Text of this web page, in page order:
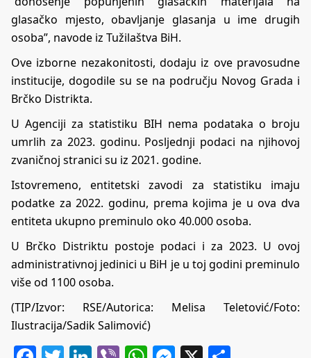
glasačko mjesto, obavljanje glasanja u ime drugih
osoba”, navode iz Tužilaštva BiH.
Ove izborne nezakonitosti, dodaju iz ove pravosudne
institucije, dogodile su se na području Novog Grada i
Brčko Distrikta.
U Agenciji za statistiku BIH nema podataka o broju
umrlih za 2023. godinu. Posljednji podaci na njihovoj
zvaničnoj stranici su iz 2021. godine.
Istovremeno, entitetski zavodi za statistiku imaju
podatke za 2022. godinu, prema kojima je u ova dva
entiteta ukupno preminulo oko 40.000 osoba.
U Brčko Distriktu postoje podaci i za 2023. U ovoj
administrativnoj jedinici u BiH je u toj godini preminulo
više od 1100 osoba.
(TIP/Izvor: RSE/Autorica: Melisa Teletović/Foto:
Ilustracija/Sadik Salimović)